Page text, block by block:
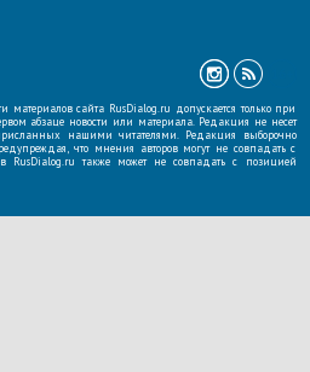
сайта RusDialog.ru допускается только при
абзаце новости или материала. Редакция не несет
присланных нашими читателями. Редакция выборочно
что мнения авторов могут не совпадать с
также может не совпадать с позицией